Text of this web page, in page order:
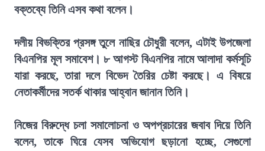
বক্তব্যে তিনি এসব কথা বলেন।
দলীয় বিভক্তির প্রসঙ্গ তুলে নাছির চৌধুরী বলেন, এটাই উপজেলা
বিএনপির মূল সমাবেশ। ৮ আগস্ট বিএনপির নামে আলাদা কর্মসূচি
যারা করছে, তারা দলে বিভেদ তৈরির চেষ্টা করছে। এ বিষয়ে
নেতাকর্মীদের সতর্ক থাকার আহ্বান জানান তিনি।
নিজের বিরুদ্ধে চলা সমালোচনা ও অপপ্রচারের জবাব দিয়ে তিনি
বলেন, তাকে ঘিরে যেসব অভিযোগ ছড়ানো হচ্ছে, সেগুলো